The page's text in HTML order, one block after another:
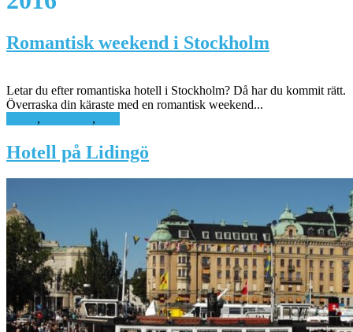
Romantisk weekend i Stockholm
Letar du efter romantiska hotell i Stockholm? Då har du kommit rätt.
Överraska din käraste med en romantisk weekend...
, ,
Hotell på Lidingö